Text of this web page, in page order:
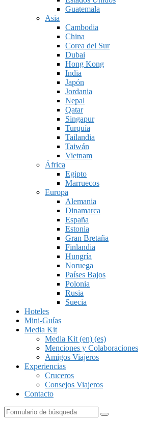
Guatemala
Asia
Cambodia
China
Corea del Sur
Dubai
Hong Kong
India
Japón
Jordania
Nepal
Qatar
Singapur
Turquía
Tailandia
Taiwán
Vietnam
África
Egipto
Marruecos
Europa
Alemania
Dinamarca
España
Estonia
Gran Bretaña
Finlandia
Hungría
Noruega
Países Bajos
Polonia
Rusia
Suecia
Hoteles
Mini-Guías
Media Kit
Media Kit (en) (es)
Menciones y Colaboraciones
Amigos Viajeros
Experiencias
Cruceros
Consejos Viajeros
Contacto
Buscar